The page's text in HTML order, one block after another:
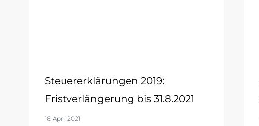
Steuererklärungen 2019:
Fristverlängerung bis 31.8.2021
16. April 2021